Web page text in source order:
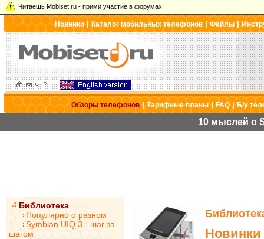
Читаешь Mobiset.ru - прими участие в форумах!
Новинки|Каталог мобильных телефонов |Файлы|
Обзоры телефонов|Тарифные планы|FAQ|Б/у
10 мыслей о
Библиотека
Популярно о разном
Symbian UIQ 3 - шаг за
шагом
Новинки